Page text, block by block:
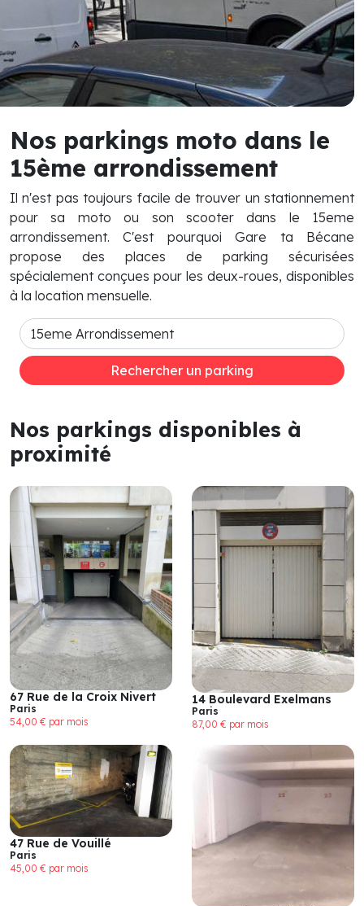
Nos parkings moto dans le
15ème arrondissement
Il n'est pas toujours facile de trouver un stationnement
pour sa moto ou son scooter dans le 15eme
arrondissement. C'est pourquoi Gare ta Bécane
propose des places de parking sécurisées
spécialement conçues pour les deux-roues, disponibles
à la location mensuelle.
Rechercher un parking
Nos parkings disponibles à
proximité
67 Rue de la Croix Nivert
Paris
54,00 € par mois
14 Boulevard Exelmans
Paris
87,00 € par mois
47 Rue de Vouillé
Paris
45,00 € par mois